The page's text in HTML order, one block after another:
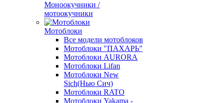
Моноокучники /
мотоокучники
Мотоблоки
Все модели мотоблоков
Мотоблоки "ПАХАРЬ"
Мотоблоки AURORA
Мотоблоки Lifan
Мотоблоки New
Sich(Нью Сич)
Мотоблоки RATO
Мотоблоки Yakama -